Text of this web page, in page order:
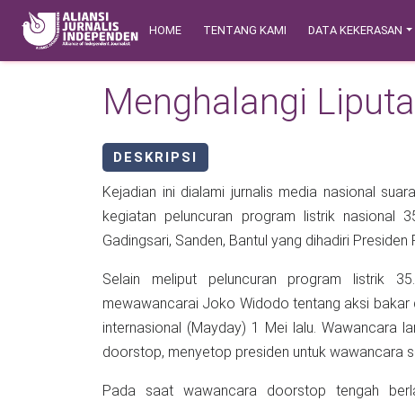
Skip to main content
Safety Corner
Main navigation
HOME TENTANG KAMI DATA KEKERASAN
Menghalangi
DESKRIPSI
Kejadian ini dialami jurnalis media nasional
kegiatan peluncuran program listrik nasional
Gadingsari, Sanden, Bantul yang dihadiri
Selain meliput peluncuran program listrik
mewawancarai Joko Widodo tentang aksi bakar
internasional (Mayday) 1 Mei lalu. Wawancara
doorstop, menyetop presiden untuk wawancara
Pada saat wawancara doorstop tengah